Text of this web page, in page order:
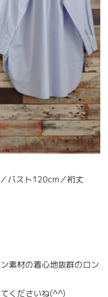
バスト120cm／裄丈
素材の着心地抜群のロン
くださいね(^^)